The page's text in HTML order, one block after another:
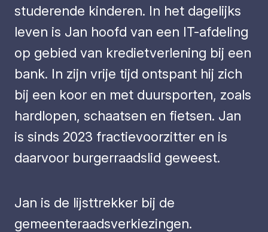
studerende kinderen. In het dagelijks
leven is Jan hoofd van een IT-afdeling
op gebied van kredietverlening bij een
bank. In zijn vrije tijd ontspant hij zich
bij een koor en met duursporten, zoals
hardlopen, schaatsen en fietsen. Jan
is sinds 2023 fractievoorzitter en is
daarvoor burgerraadslid geweest.
Jan is de lijsttrekker bij de
gemeenteraadsverkiezingen.